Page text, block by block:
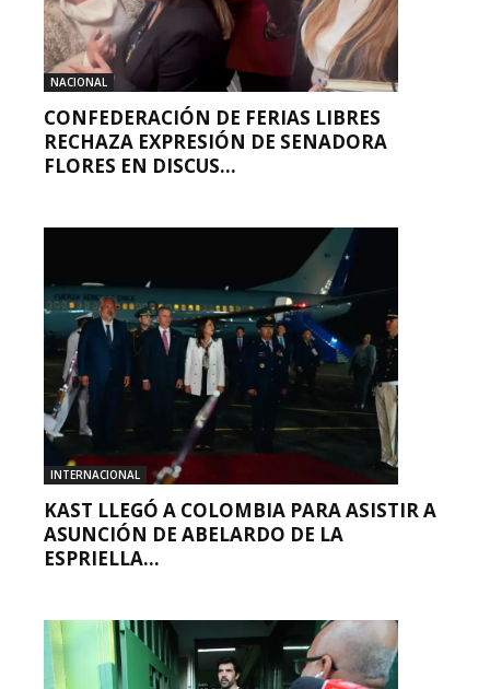
NACIONAL
CONFEDERACIÓN DE FERIAS LIBRES
RECHAZA EXPRESIÓN DE SENADORA
FLORES EN DISCUS...
INTERNACIONAL
KAST LLEGÓ A COLOMBIA PARA ASISTIR A
ASUNCIÓN DE ABELARDO DE LA
ESPRIELLA...